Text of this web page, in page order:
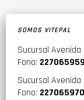
SOMOS VITEPAL
Sucursal
Fono: 227065959
Sucursal
Fono: 227065970